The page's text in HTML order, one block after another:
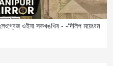
ওইনা সকখঙখিব - -দিলিপ ময়েংবম